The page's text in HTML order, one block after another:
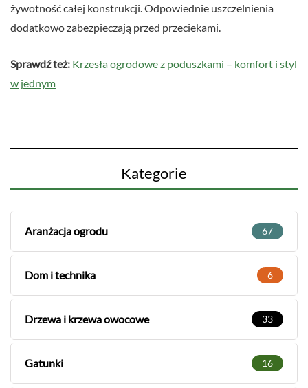
żywotność całej konstrukcji. Odpowiednie uszczelnienia
dodatkowo zabezpieczają przed przeciekami.
Sprawdź też: Krzesła ogrodowe z poduszkami – komfort i styl
w jednym
Kategorie
Aranżacja ogrodu 67
Dom i technika 6
Drzewa i krzewa owocowe 33
Gatunki 16